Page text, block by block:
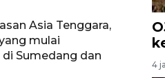
Asia Tenggara,
mulai
Sumedang dan
4